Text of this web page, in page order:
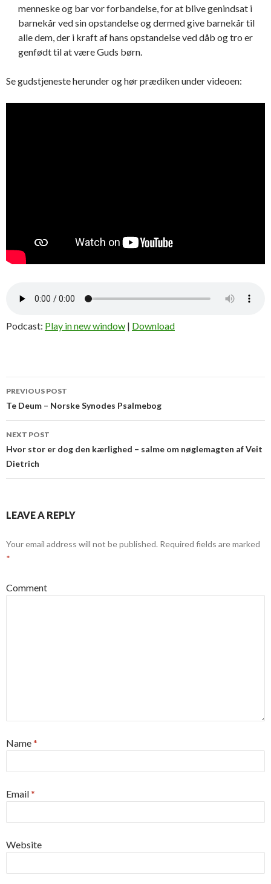
menneske og bar vor forbandelse, for at blive genindsat i
barnekår ved sin opstandelse og dermed give barnekår til
alle dem, der i kraft af hans opstandelse ved dåb og tro er
genfødt til at være Guds børn.
Se gudstjeneste herunder og hør prædiken under videoen:
Podcast: Play in new window | Download
Post
navigation
PREVIOUS POST
Te Deum – Norske Synodes Psalmebog
NEXT POST
Hvor stor er dog den kærlighed – salme om nøglemagten af Veit
Dietrich
LEAVE A REPLY
Your email address will not be published. Required fields are marked
*
Comment
Name*
Email*
Website